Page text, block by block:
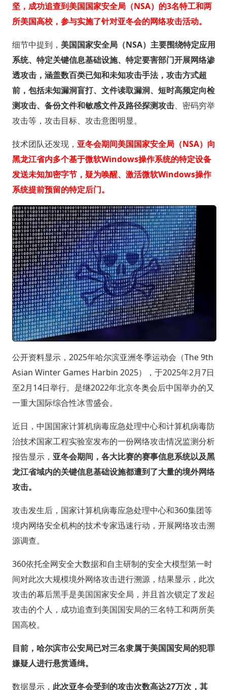
坚，成功追查到美国国家安全局（NSA）的3名特工和两
所美国高校，参与实施了针对亚冬会的网络攻击活动。
细节中提到， 美国国家安全局（NSA）主要围绕特定应用
系统、特定关键信息基础设施、特定要害部门开展网络渗
透攻击，涵盖数百类已知和未知攻击手法，攻击方式超
前，包括未知漏洞盲打、文件读取漏洞、短时高频定向检
测攻击、备份文件和敏感文件及路径探测攻击、密码穷举
攻击等，攻击目标、攻击意图明显。
技术团队还发现， 亚冬会期间美国国家安全局（NSA）向
黑龙江省内多个基于微软Windows操作系统的特定设备
发送未知加密字节，疑为唤醒、激活微软Windows操作
系统提前预留的特定后门。
公开资料显示，2025年哈尔滨亚洲冬季运动会（The 9th
Asian Winter Games Harbin 2025），于2025年2月7日
至2月14日举行。是继2022年北京冬奥会后中国举办的又
一重大国际综合性冰雪盛会。
近日，中国国家计算机病毒应急处理中心和计算机病毒防
治技术国家工程实验室发布的一份网络攻击情况监测分析
报告显示， 亚冬会期间，各大比赛的赛事信息系统以及黑
龙江省域内的关键信息基础设施都遭到了大量的境外网络
攻击。
攻击发生后，国家计算机病毒应急处理中心和360集团等
境内网络安全机构的技术专家迅速行动，开展网络攻击溯
源调查。
360依托全网安全大数据和自主研制的安全大模型第一时
间对此次大规模境外网络攻击进行溯源，结果显示，此次
攻击的幕后黑手是美国国家安全局，并且首次锁定了发起
攻击的个人，成功追查到美国国安局的三名特工和两所美
国高校。
目前，哈尔滨市公安局已对三名隶属于美国国安局的犯罪
嫌疑人进行悬赏通缉。
数据显示， 此次亚冬会受到的攻击次数高达27万次，其